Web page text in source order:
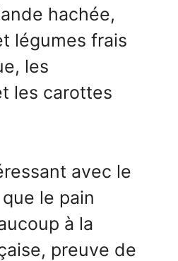
hachée,
légumes frais
les
les carottes
avec le
que le pain
à la
preuve de